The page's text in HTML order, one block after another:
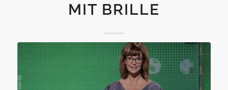
MIT BRILLE